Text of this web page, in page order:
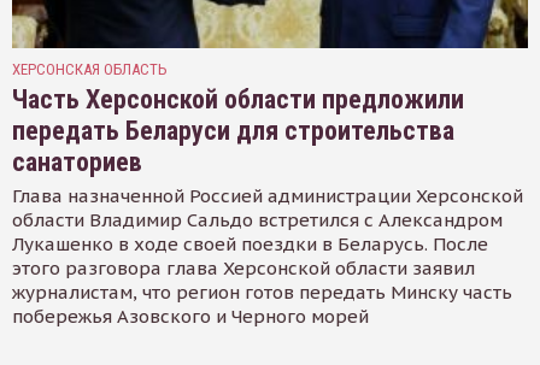
ХЕРСОНСКАЯ ОБЛАСТЬ
Часть Херсонской области предложили
передать Беларуси для строительства
санаториев
Глава назначенной Россией администрации Херсонской
области Владимир Сальдо встретился с Александром
Лукашенко в ходе своей поездки в Беларусь. После
этого разговора глава Херсонской области заявил
журналистам, что регион готов передать Минску часть
побережья Азовского и Черного морей